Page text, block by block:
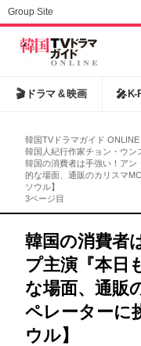
Group Site
🎬 ドラマ & 映画 🎤 K-
韓国TVドラマガイド ONLINE
韓国人紀行作家チョン・ウン
韓国の消費者は手強い！アン
的な場面、通販のカリスマ
ソウル】
3ページ目
韓国の消費者
プ主演『本日
な場面、通販
ペレーターに
ウル】